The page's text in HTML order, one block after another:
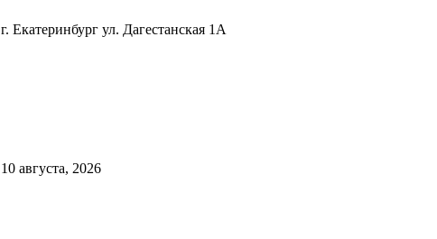
г. Екатеринбург ул. Дагестанская 1А
10 августа, 2026